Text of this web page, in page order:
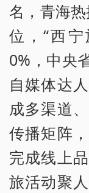
名，青海
位，“西
0%，中央
自媒体达
成多渠道
传播矩阵
完成线上
旅活动聚